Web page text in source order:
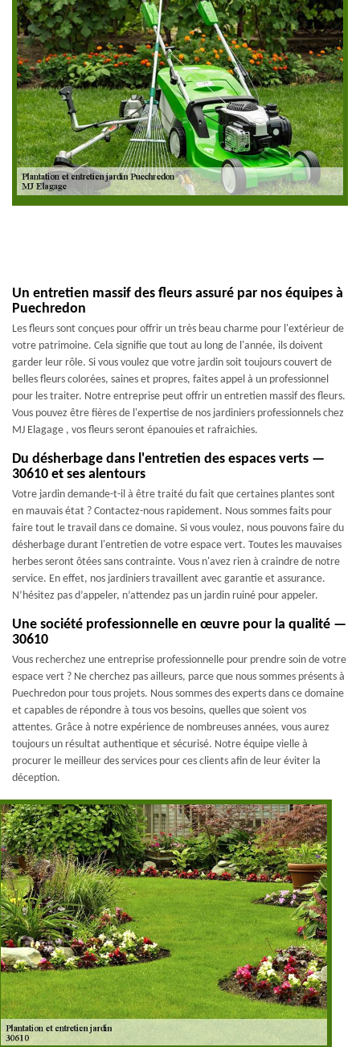
Un entretien massif des fleurs assuré par nos équipes à
Puechredon
Les fleurs sont conçues pour offrir un très beau charme pour l'extérieur de
votre patrimoine. Cela signifie que tout au long de l'année, ils doivent
garder leur rôle. Si vous voulez que votre jardin soit toujours couvert de
belles fleurs colorées, saines et propres, faites appel à un professionnel
pour les traiter. Notre entreprise peut offrir un entretien massif des fleurs.
Vous pouvez être fières de l'expertise de nos jardiniers professionnels chez
MJ Elagage , vos fleurs seront épanouies et rafraichies.
Du désherbage dans l'entretien des espaces verts —
30610 et ses alentours
Votre jardin demande-t-il à être traité du fait que certaines plantes sont
en mauvais état ? Contactez-nous rapidement. Nous sommes faits pour
faire tout le travail dans ce domaine. Si vous voulez, nous pouvons faire du
désherbage durant l'entretien de votre espace vert. Toutes les mauvaises
herbes seront ôtées sans contrainte. Vous n'avez rien à craindre de notre
service. En effet, nos jardiniers travaillent avec garantie et assurance.
N’hésitez pas d’appeler, n’attendez pas un jardin ruiné pour appeler.
Une société professionnelle en œuvre pour la qualité —
30610
Vous recherchez une entreprise professionnelle pour prendre soin de votre
espace vert ? Ne cherchez pas ailleurs, parce que nous sommes présents à
Puechredon pour tous projets. Nous sommes des experts dans ce domaine
et capables de répondre à tous vos besoins, quelles que soient vos
attentes. Grâce à notre expérience de nombreuses années, vous aurez
toujours un résultat authentique et sécurisé. Notre équipe vielle à
procurer le meilleur des services pour ces clients afin de leur éviter la
déception.